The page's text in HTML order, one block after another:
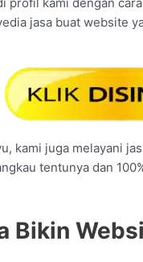
jasa buat website
kami juga melayani
tentunya dan
Bikin